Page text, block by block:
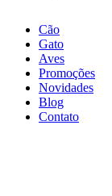
Cão
Gato
Aves
Promoções
Novidades
Blog
Contato